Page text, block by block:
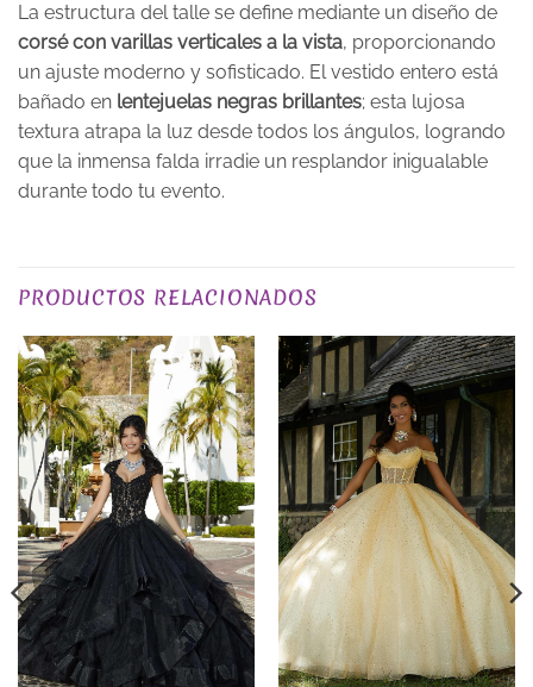
La estructura del talle se define mediante un diseño de
corsé con varillas verticales a la vista, proporcionando
un ajuste moderno y sofisticado. El vestido entero está
bañado en lentejuelas negras brillantes; esta lujosa
textura atrapa la luz desde todos los ángulos, logrando
que la inmensa falda irradie un resplandor inigualable
durante todo tu evento.
EXCLUSIVO_ONLINE yes
PLAZO DE ENTREGA Plazo de Entrega: 120 días
PRODUCTOS RELACIONADOS